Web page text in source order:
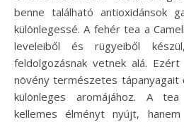
benne található antioxidánsok
különlegessé. A fehér tea a
leveleiből és rügyeiből
feldolgozásnak vetnek alá.
növény természetes tápanyagait
különleges aromájához. A
kellemes élményt nyújt,